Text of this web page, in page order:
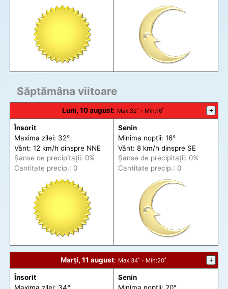
Săptămâna viitoare
Luni, 10 august: Max:32˚ - Min:16˚ +
Însorit
Maxima zilei: 32°
Vânt: 12 km/h dinspre NNE
Șanse de precipitații: 0%
Cantitate precip.: 0
Senin
Minima nopții: 16°
Vânt: 8 km/h dinspre SE
Șanse de precipitații: 0%
Cantitate precip.: 0
Marți, 11 august: Max:34˚ - Min:20˚ +
Însorit
Maxima zilei: 34°
Senin
Minima nopții: 20°